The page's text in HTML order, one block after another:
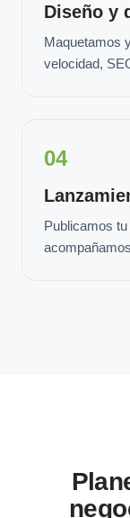
Diseño y
Maquetamos
velocidad,
04
Publicamos